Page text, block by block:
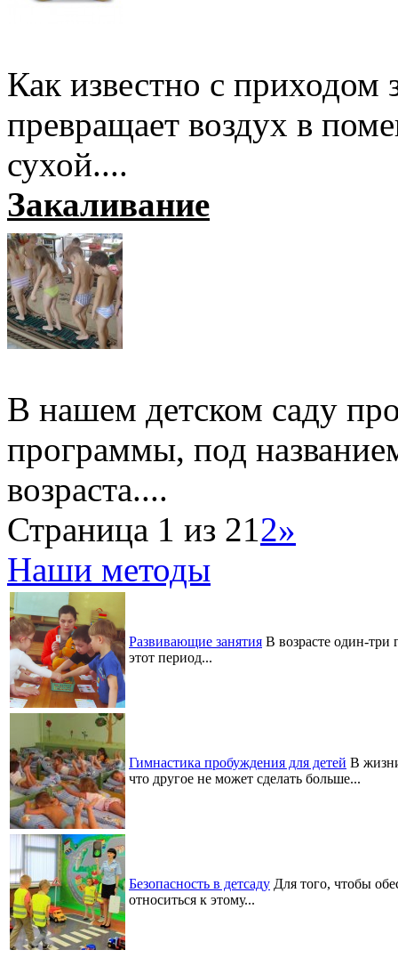
Как известно с приходом
превращает воздух в
сухой....
Закаливание
В нашем детском саду
программы, под
возраста....
Страница 1 из 212»
Наши методы
Развивающие занятия В возрасте один-три
этот период...
Гимнастика пробуждения для детей В
что другое не может сделать больше...
Безопасность в детсаду Для того, чтобы
относиться к этому...